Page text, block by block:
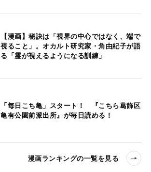
【漫画】秘訣は「視界の中心ではなく、端で
視ること」。オカルト研究家・角由紀子が語
る「霊が視えるようになる訓練」
「毎日こち亀」スタート！ 『こちら葛飾区
亀有公園前派出所』が毎日読める！
漫画ランキングの一覧を見る